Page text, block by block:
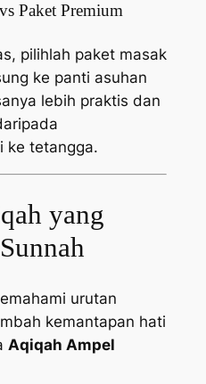
Paket Premium
pilihlah paket masak
ke panti asuhan
lebih praktis dan
ke tetangga.
yang
urutan
kemantapan hati
Aqiqah Ampel